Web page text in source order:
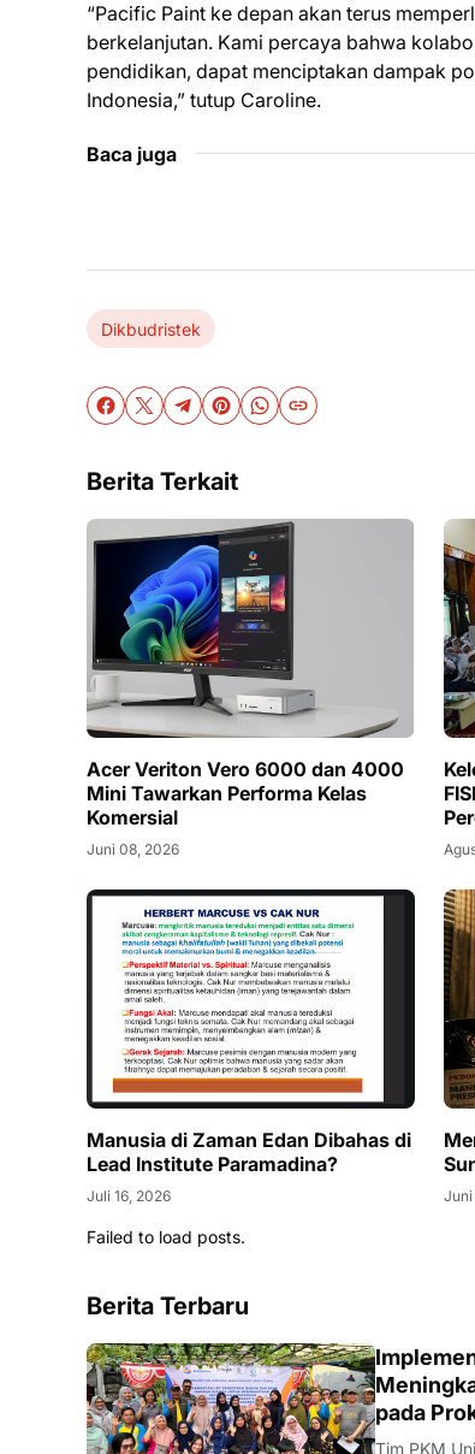
“Pacific Paint ke depan akan terus
berkelanjutan. Kami percaya bahwa
pendidikan, dapat menciptakan dampak
Indonesia,” tutup Caroline.
Baca juga
Dikbudristek
Berita Terkait
Acer Veriton Vero 6000 dan 4000
Mini Tawarkan Performa Kelas
Komersial
Juni 08, 2026
Manusia di Zaman Edan Dibahas di
Lead Institute Paramadina?
Juli 16, 2026
Failed to load posts.
Berita Terbaru
DIKBUDRISTEK
pada
Tim PKM